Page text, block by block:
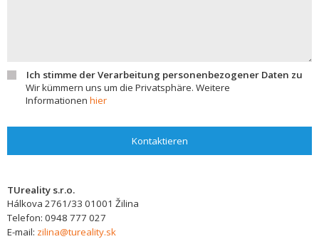
Ich stimme der Verarbeitung personenbezogener Daten zu
Wir kümmern uns um die Privatsphäre. Weitere
Informationen hier
Kontaktieren
TUreality s.r.o.
Hálkova 2761/33 01001 Žilina
Telefon: 0948 777 027
E-mail: zilina@tureality.sk